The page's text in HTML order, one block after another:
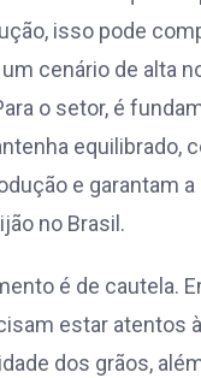
isso pode
cenário de alta
o setor, é
equilibrado,
e garantam
no Brasil.
é de cautela.
estar atentos
dos grãos,